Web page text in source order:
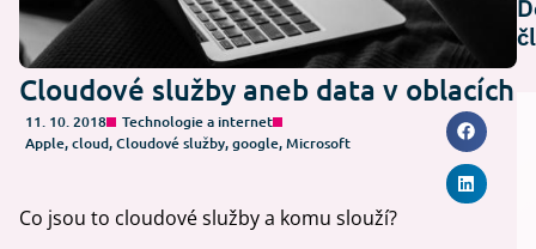
Cloudové služby aneb data v oblacích
11. 10. 2018
Technologie a internet
Apple,cloud,Cloudové služby,google,Microsoft
Co jsou to cloudové služby a komu slouží?